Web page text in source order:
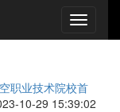
职业技术院校首
10-29 15:39:02